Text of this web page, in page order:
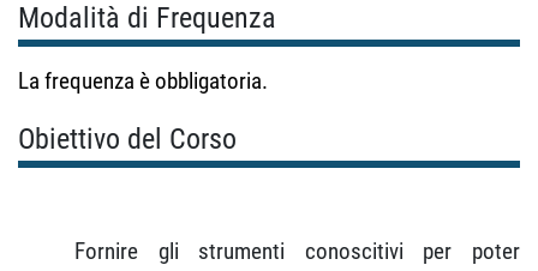
Modalità di Frequenza
La frequenza è obbligatoria.
Obiettivo del Corso
Fornire gli strumenti conoscitivi per poter